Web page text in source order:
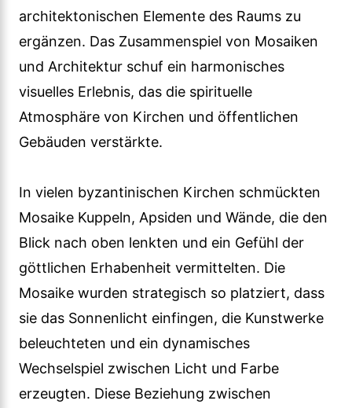
architektonischen Elemente des Raums zu
ergänzen. Das Zusammenspiel von Mosaiken
und Architektur schuf ein harmonisches
visuelles Erlebnis, das die spirituelle
Atmosphäre von Kirchen und öffentlichen
Gebäuden verstärkte.
In vielen byzantinischen Kirchen schmückten
Mosaike Kuppeln, Apsiden und Wände, die den
Blick nach oben lenkten und ein Gefühl der
göttlichen Erhabenheit vermittelten. Die
Mosaike wurden strategisch so platziert, dass
sie das Sonnenlicht einfingen, die Kunstwerke
beleuchteten und ein dynamisches
Wechselspiel zwischen Licht und Farbe
erzeugten. Diese Beziehung zwischen